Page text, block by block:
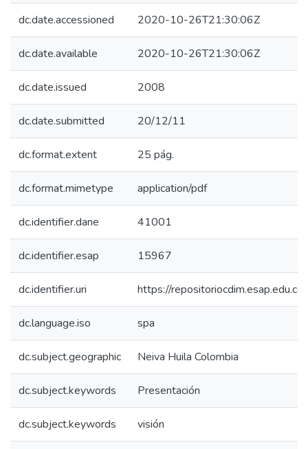
dc.date.accessioned 2020-10-26T21:30:06Z
dc.date.available 2020-10-26T21:30:06Z
dc.date.issued 2008
dc.date.submitted 20/12/11
dc.format.extent 25 pág.
dc.format.mimetype application/pdf
dc.identifier.dane 41001
dc.identifier.esap 15967
dc.identifier.uri https://
dc.language.iso spa
dc.subject.geographic Neiva Huila Colombia
dc.subject.keywords Presentación
dc.subject.keywords visión